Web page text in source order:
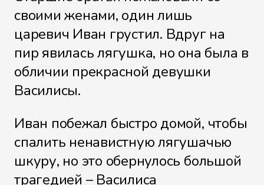
своими женами, один лишь
царевич Иван грустил. Вдруг на
пир явилась лягушка, но она была в
обличии прекрасной девушки
Василисы.
Иван побежал быстро домой, чтобы
спалить ненавистную лягушачью
шкуру, но это обернулось большой
трагедией – Василиса